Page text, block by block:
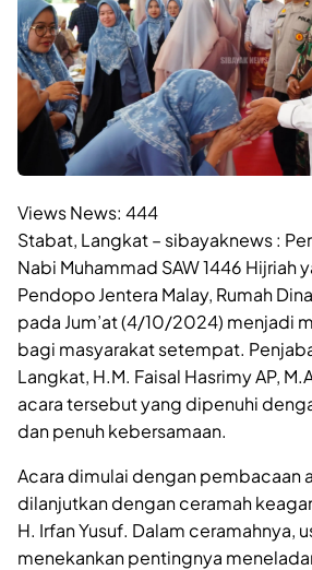
Views News: 444
Stabat, Langkat – sibayaknews :
Nabi Muhammad SAW 1446 Hijriah
Pendopo Jentera Malay, Rumah
pada Jum’at (4/10/2024) menjadi
bagi masyarakat setempat.
Langkat, H.M. Faisal Hasrimy AP,
acara tersebut yang dipenuhi
dan penuh kebersamaan.
Acara dimulai dengan pembacaan
dilanjutkan dengan ceramah
H. Irfan Yusuf. Dalam ceramahnya,
menekankan pentingnya